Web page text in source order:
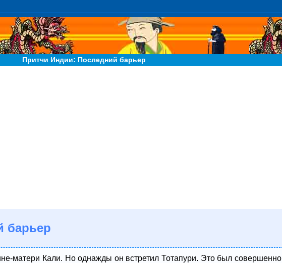
Притчи Индии: Последний барьер
барьер
матери Кали. Но однажды он встретил Тотапури. Это был совершенно